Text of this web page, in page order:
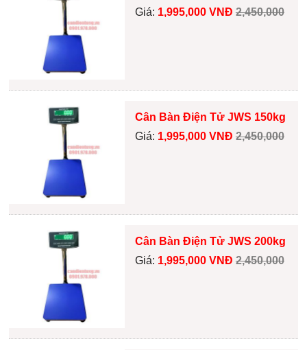
Giá: 1,995,000 VNĐ 2,450,000
Cân Bàn Điện Tử JWS 150kg
Giá: 1,995,000 VNĐ 2,450,000
Cân Bàn Điện Tử JWS 200kg
Giá: 1,995,000 VNĐ 2,450,000